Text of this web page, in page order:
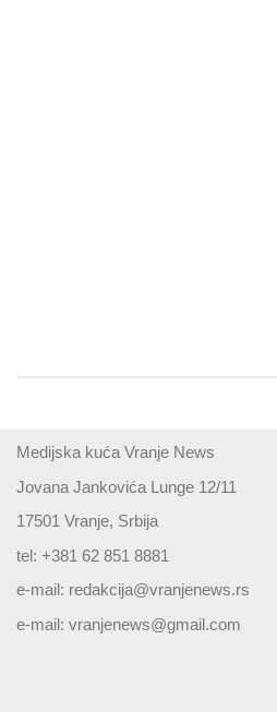
Medijska kuća Vranje News
Jovana Jankovića Lunge 12/11
17501 Vranje, Srbija
tel: +381 62 851 8881
e-mail: redakcija@vranjenews.rs
e-mail: vranjenews@gmail.com